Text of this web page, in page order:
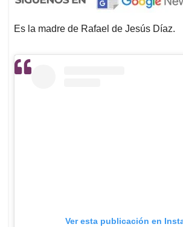
Es la madre de Rafael de Jesús Díaz.
Ver esta publicación en